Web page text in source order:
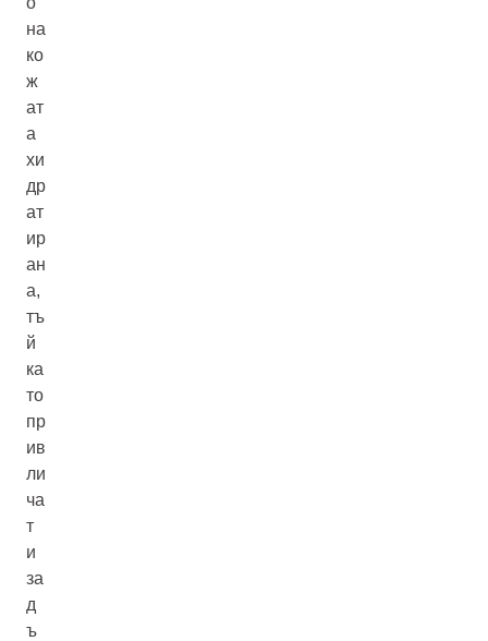
на
ко
ж
ат
а
хи
др
ат
ир
ан
а,
тъ
й
ка
то
пр
ив
ли
ча
т
и
за
д
ъ